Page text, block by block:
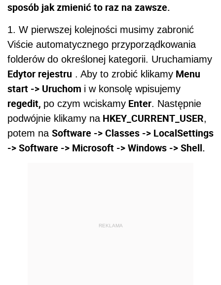
sposób jak zmienić to raz na zawsze.
1. W pierwszej kolejności musimy zabronić
Viście automatycznego przyporządkowania
folderów do określonej kategorii. Uruchamiamy
Edytor rejestru . Aby to zrobić klikamy Menu
start -> Uruchom i w konsolę wpisujemy
regedit, po czym wciskamy Enter. Następnie
podwójnie klikamy naHKEY_CURRENT_USER,
potem na Software -> Classes -> LocalSettings
-> Software -> Microsoft -> Windows -> Shell.
REKLAMA